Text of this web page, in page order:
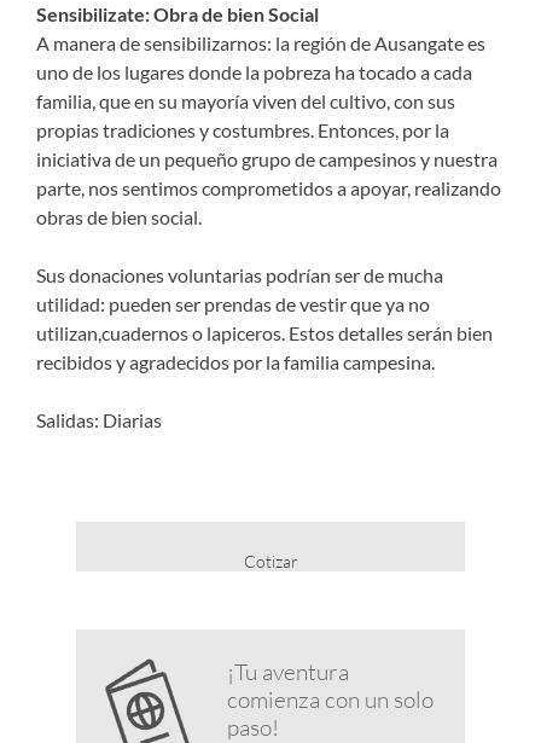
Sensibilizate: Obra de bien Social
A manera de sensibilizarnos: la región de Ausangate es
uno de los lugares donde la pobreza ha tocado a cada
familia, que en su mayoría viven del cultivo, con sus
propias tradiciones y costumbres. Entonces, por la
iniciativa de un pequeño grupo de campesinos y nuestra
parte, nos sentimos comprometidos a apoyar, realizando
obras de bien social.
Sus donaciones voluntarias podrían ser de mucha
utilidad: pueden ser prendas de vestir que ya no
utilizan,cuadernos o lapiceros. Estos detalles serán bien
recibidos y agradecidos por la familia campesina.
Salidas: Diarias
Cotizar
¡Tu aventura
comienza con un solo
paso!